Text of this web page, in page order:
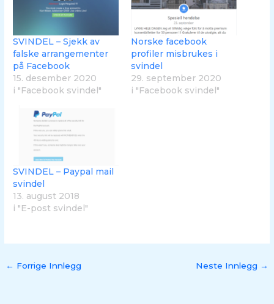
SVINDEL – Sjekk av
falske arrangementer
på Facebook
15. desember 2020
i "Facebook svindel"
Norske facebook
profiler misbrukes i
svindel
29. september 2020
i "Facebook svindel"
SVINDEL – Paypal mail
svindel
13. august 2018
i "E-post svindel"
← Forrige Innlegg Neste Innlegg →